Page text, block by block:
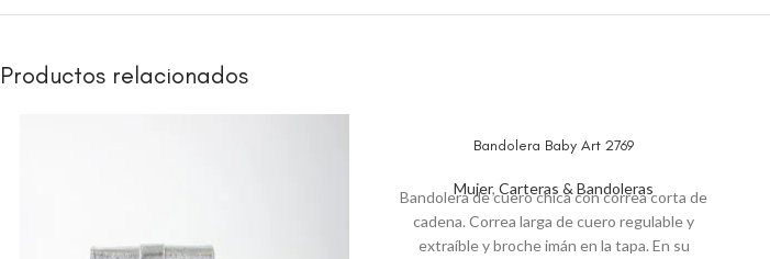
Productos relacionados
Bandolera Baby Art 2769
Mujer, Carteras & Bandoleras
Bandolera de cuero chica con correa corta de
cadena. Correa larga de cuero regulable y
extraíble y broche imán en la tapa. En su